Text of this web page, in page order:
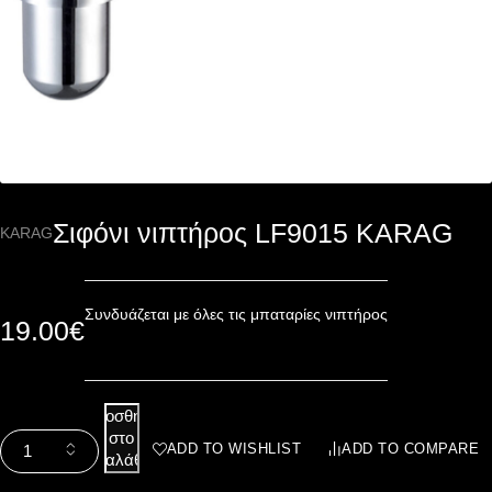
KARAGΣιφόνι νιπτήρος LF9015 KARAG
19.00€
Συνδυάζεται με όλες τις μπαταρίες νιπτήρος
Προσθήκη
στο
καλάθι
ADD TO WISHLIST ADD TO COMPARE